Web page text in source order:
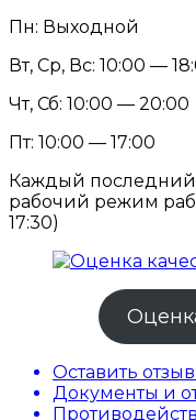
Пн: Выходной
Вт, Ср, Вс: 10:00 —
Чт, Сб: 10:00 — 20:00
Пт: 10:00 — 17:00
Каждый
рабочий режим
17:30)
Оставить
Документы и